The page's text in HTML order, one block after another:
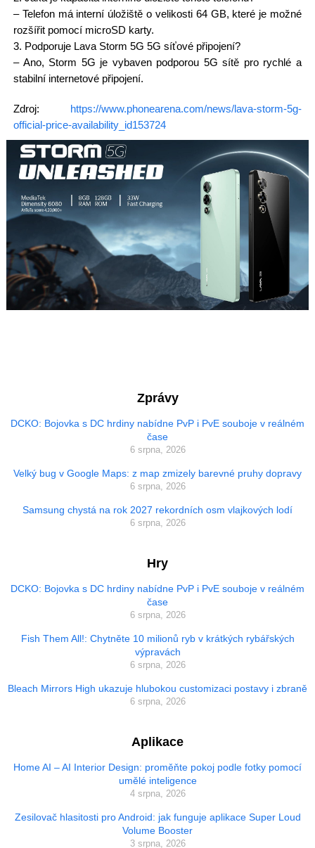
– Telefon má interní úložiště o velikosti 64 GB, které je možné
rozšířit pomocí microSD karty.
3. Podporuje Lava Storm 5G 5G síťové připojení?
– Ano, Storm 5G je vybaven podporou 5G sítě pro rychlé a
stabilní internetové připojení.
Zdroj: https://www.phonearena.com/news/lava-storm-5g-
official-price-availability_id153724
Zprávy
DCKO: Bojovka s DC hrdiny nabídne PvP i PvE souboje v reálném
čase
6 srpna, 2026
Velký bug v Google Maps: z map zmizely barevné pruhy dopravy
6 srpna, 2026
Samsung chystá na rok 2027 rekordních osm vlajkových lodí
6 srpna, 2026
Hry
DCKO: Bojovka s DC hrdiny nabídne PvP i PvE souboje v reálném
čase
6 srpna, 2026
Fish Them All!: Chytněte 10 milionů ryb v krátkých rybářských
výpravách
6 srpna, 2026
Bleach Mirrors High ukazuje hlubokou customizaci postavy i zbraně
6 srpna, 2026
Aplikace
Home AI – AI Interior Design: proměňte pokoj podle fotky pomocí
umělé inteligence
4 srpna, 2026
Zesilovač hlasitosti pro Android: jak funguje aplikace Super Loud
Volume Booster
3 srpna, 2026